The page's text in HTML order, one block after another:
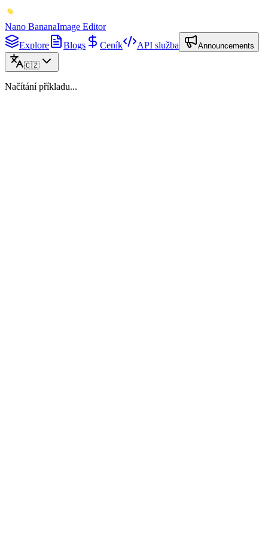
Nano BananaImage Editor
Explore
Blogs Ceník API služba Announcements
🇨🇿
Načítání příkladu...